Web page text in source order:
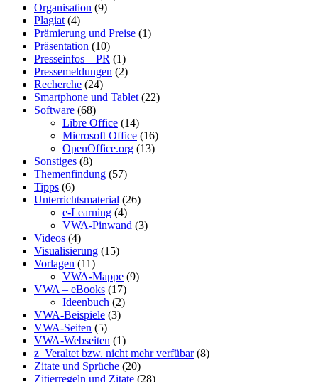
Organisation (9)
Plagiat (4)
Prämierung und Preise (1)
Präsentation (10)
Presseinfos – PR (1)
Pressemeldungen (2)
Recherche (24)
Smartphone und Tablet (22)
Software (68)
Libre Office (14)
Microsoft Office (16)
OpenOffice.org (13)
Sonstiges (8)
Themenfindung (57)
Tipps (6)
Unterrichtsmaterial (26)
e-Learning (4)
VWA-Pinwand (3)
Videos (4)
Visualisierung (15)
Vorlagen (11)
VWA-Mappe (9)
VWA – eBooks (17)
Ideenbuch (2)
VWA-Beispiele (3)
VWA-Seiten (5)
VWA-Webseiten (1)
z_Veraltet bzw. nicht mehr verfübar(8)
Zitate und Sprüche (20)
Zitierregeln und Zitate (28)